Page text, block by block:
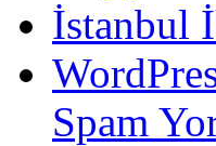
İstanbul
Spam